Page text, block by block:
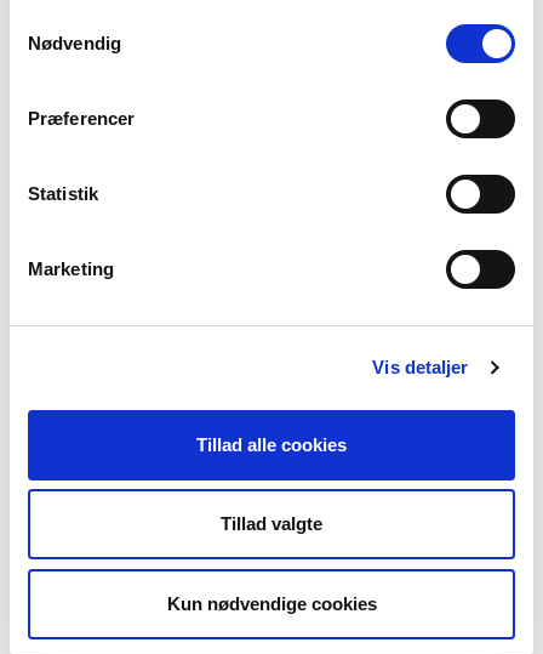
Nødvendig
Præferencer
Statistik
Marketing
Vis detaljer
Tillad alle cookies
Tillad valgte
Kun nødvendige cookies
giver de en stemme til selvmordstruede, pårørende
Kilde: Frirummet
Aarhus Efterskole. Her går de i dybden med journalistikken fra
Gyldensted, Signe Aarestrup, Torben Vind Rasmussen og Stine
Thorsgaard Kjær.
Folkets Journalistpris uddeles den 5. juni på Testrup Højskole og